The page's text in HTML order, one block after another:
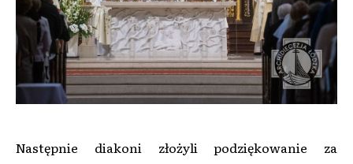
Następnie diakoni złożyli podziękowanie za